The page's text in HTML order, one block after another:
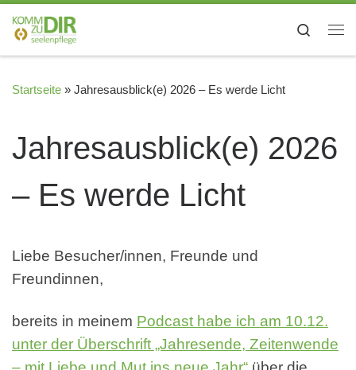
Zum Inhalt springen
Search
Startseite » Jahresausblick(e) 2026 – Es werde Licht
Jahresausblick(e) 2026
– Es werde Licht
Liebe Besucher/innen, Freunde und
Freundinnen,
bereits in meinem Podcast habe ich am 10.12.
unter der Überschrift „Jahresende, Zeitenwende